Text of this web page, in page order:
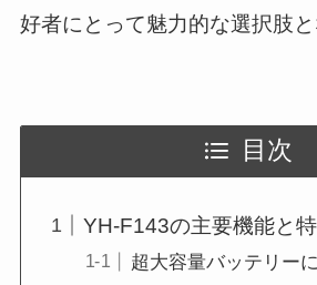
好者にとって魅力的な選択肢と
目次
YH-F143の主要機能と
超大容量バッテリー